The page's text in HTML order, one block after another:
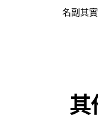
名副其
其